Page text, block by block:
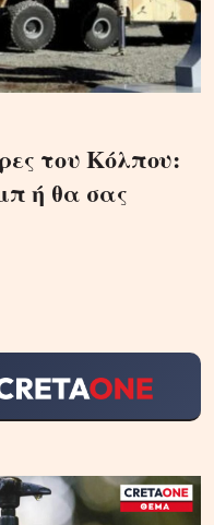
του Κόλπου:
ή θα σας